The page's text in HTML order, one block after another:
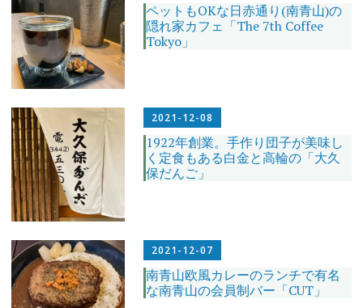
ペットもOKな日赤通り(南青山)の
隠れ家カフェ「The 7th Coffee
Tokyo」
2021-12-08
1922年創業。手作り団子が美味し
く定食もある白金と高輪の「大久
保だんご」
2021-12-07
南青山欧風カレーのランチで有名
な南青山の会員制バー「CUT」